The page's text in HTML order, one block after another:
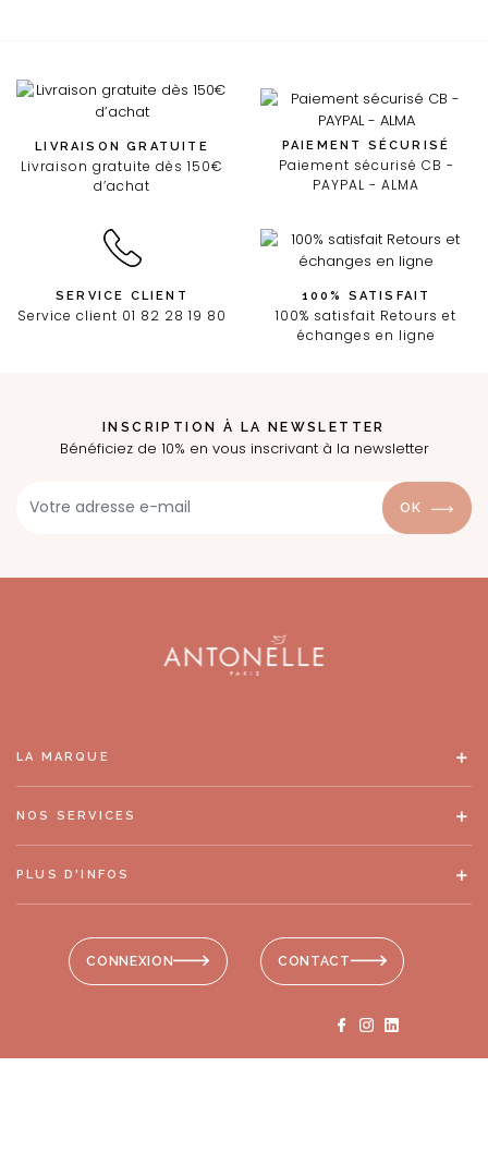
LIVRAISON GRATUITE
Livraison gratuite dès 150€
d’achat
PAIEMENT SÉCURISÉ
Paiement sécurisé CB -
PAYPAL - ALMA
SERVICE CLIENT
Service client 01 82 28 19 80
100% SATISFAIT
100% satisfait Retours et
échanges en ligne
INSCRIPTION À LA NEWSLETTER
Bénéficiez de 10% en vous inscrivant à la newsletter
OK
CONNEXION CONTACT
LA MARQUE
NOS SERVICES
PLUS D'INFOS